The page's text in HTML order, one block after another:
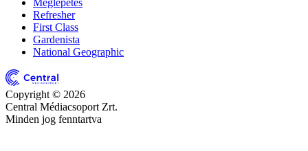
Meglepetés
Refresher
First Class
Gardenista
National Geographic
Copyright © 2026
Central Médiacsoport Zrt.
Minden jog fenntartva